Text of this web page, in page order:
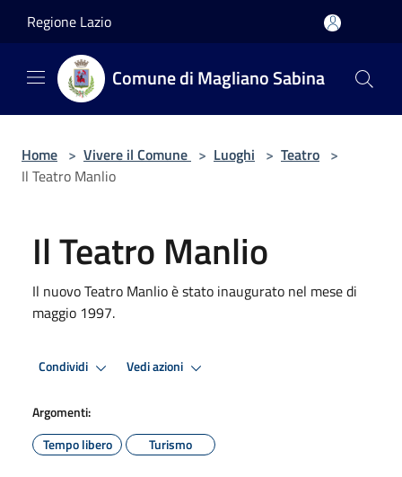
Regione Lazio
Comune di Magliano Sabina
Home > Vivere il Comune > Luoghi > Teatro >
Il Teatro Manlio
Il Teatro Manlio
Il nuovo Teatro Manlio è stato inaugurato nel mese di
maggio 1997.
Condividi Vedi azioni
Argomenti:
Tempo libero
Turismo